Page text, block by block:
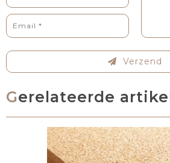
Verzend
Gerelateerde